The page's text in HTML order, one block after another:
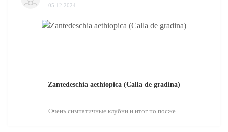
05.12.2024
Zantedeschia aethiopica (Calla de gradina)
Очень симпатичные клубни и итог по посже...